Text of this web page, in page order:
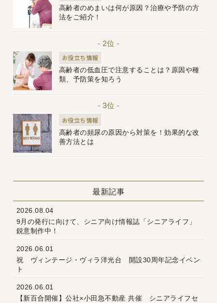
高齢者のめまいは何が原因？治療や予防の方
法をご紹介！
- 2位 -
お役立ち情報
高齢者の低血圧で注意することは？原因や種
類、予防策を知ろう
- 3位 -
お役立ち情報
高齢者の頻尿の原因から対策を！効果的な改
善方法とは
最新記事
2026.08.04
9月の発行に向けて、シニア向け情報誌「シニアライフ」
鋭意制作中！
2026.06.01
祝 ヴィンテージ・ヴィラ洋光台 開設30周年記念イベン
ト
2026.06.01
【新百合開催】公社×小田急不動産 共催 シニアライフセ